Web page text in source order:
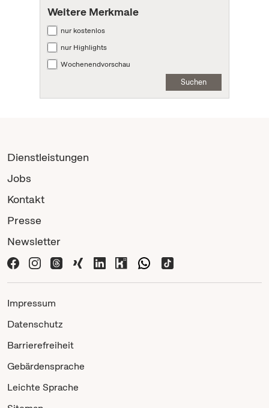
Weitere Merkmale
nur kostenlos
nur Highlights
Wochenendvorschau
Suchen
Dienstleistungen
Jobs
Kontakt
Presse
Newsletter
Impressum
Datenschutz
Barrierefreiheit
Gebärdensprache
Leichte Sprache